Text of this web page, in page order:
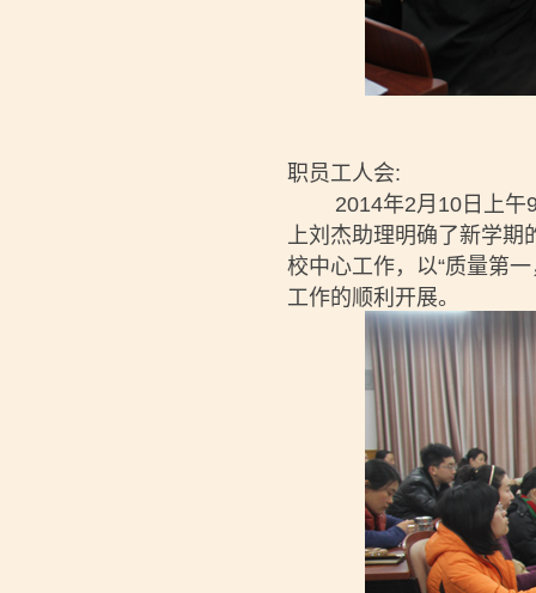
职员工人会:
2014年2月10日上午9
上刘杰助理明确了新学期
校中心工作，以“质量第
工作的顺利开展。